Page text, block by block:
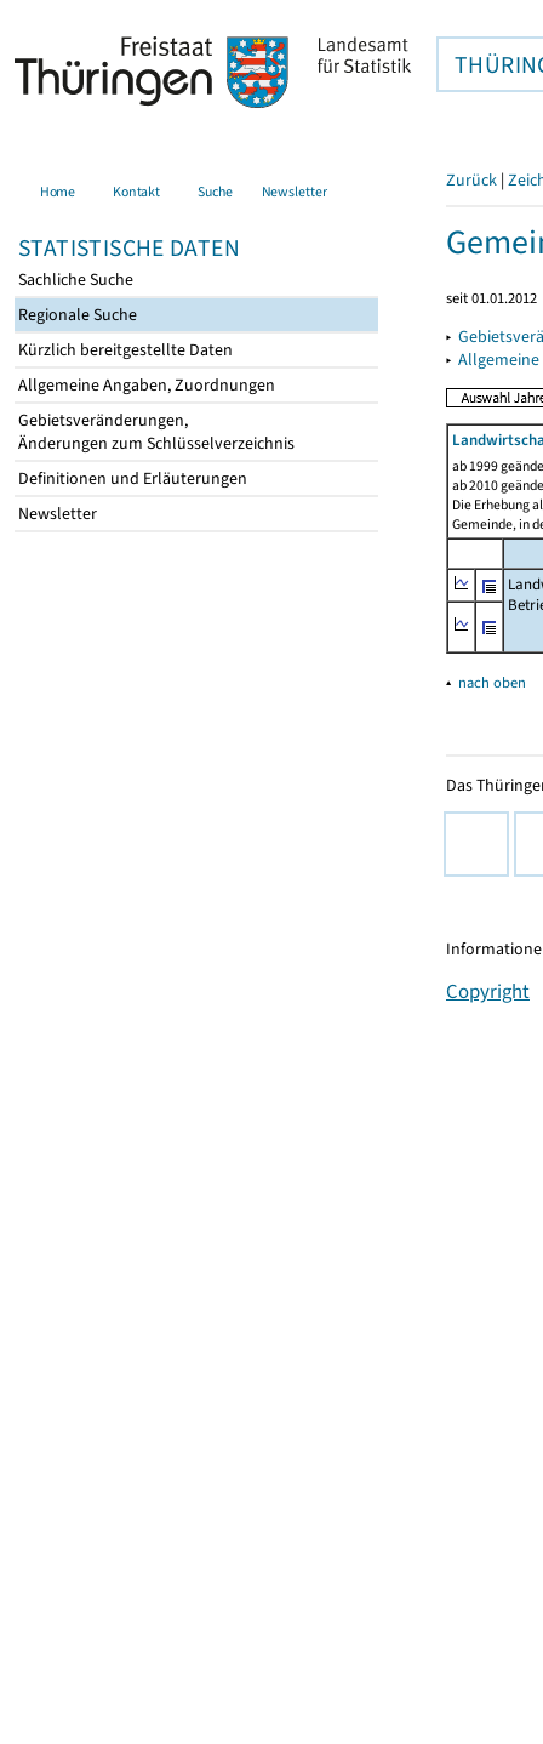
Home Kontakt Suche Newsletter
STATISTISCHE DATEN
Sachliche Suche
Regionale Suche
Kürzlich bereitgestellte Daten
Allgemeine Angaben, Zuordnungen
Gebietsveränderungen,
Änderungen zum Schlüsselverzeichnis
Definitionen und Erläuterungen
Newsletter
Zurück |
seit 01.01.2012
▸
▸
ab 1999
ab 2010
Die Erhebung
Gemeinde, in
▴ nach oben
Das
Copyright